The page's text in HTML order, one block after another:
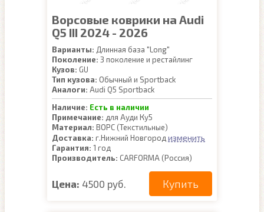
Ворсовые коврики на Audi
Q5 III 2024 - 2026
Варианты: Длинная база "Long"
Поколение: 3 поколение и рестайлинг
Кузов: GU
Тип кузова: Обычный и Sportback
Аналоги: Audi Q5 Sportback
Наличие: Есть в наличии
Примечание: для Ауди Ку5
Материал: ВОРС (Текстильные)
Доставка: г.Нижний Новгород изменить
Гарантия: 1 год
Производитель: CARFORMA (Россия)
Цена: 4500 руб. Купить